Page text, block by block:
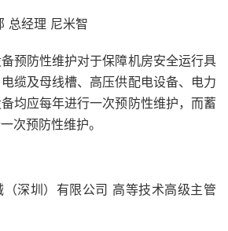
总经理 尼米智
预防性维护对于保障机房安全运行具
缆及母线槽、高压供配电设备、电力
均应每年进行一次预防性维护，而蓄
次预防性维护。
深圳）有限公司 高等技术高级主管